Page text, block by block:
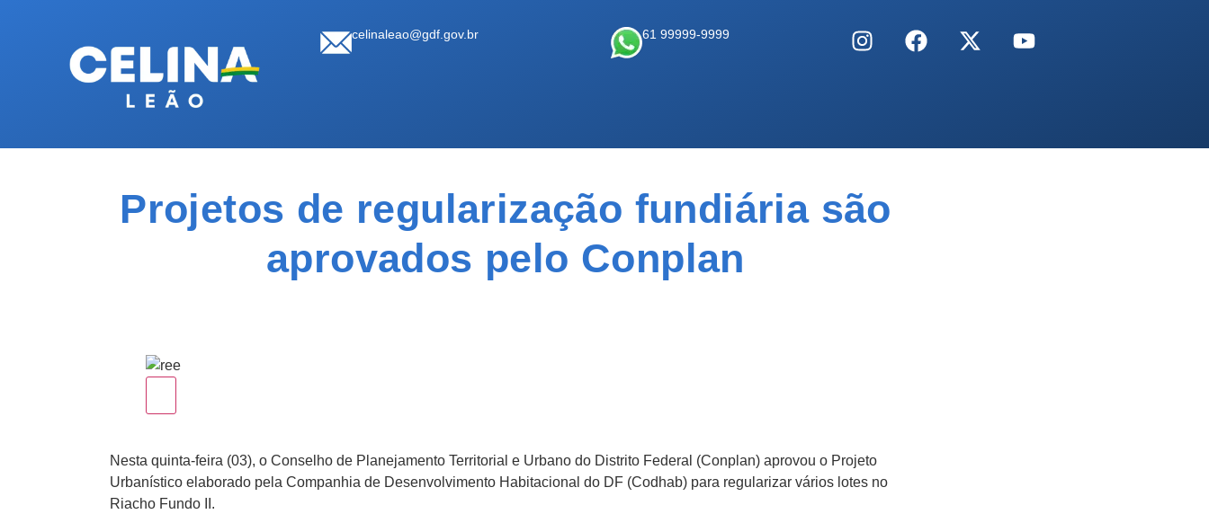
celinaleao@gdf.gov.br 61 99999-9999
Projetos de regularização fundiária são
aprovados pelo Conplan
Nesta quinta-feira (03), o Conselho de Planejamento Territorial e Urbano do Distrito Federal (Conplan) aprovou o Projeto
Urbanístico elaborado pela Companhia de Desenvolvimento Habitacional do DF (Codhab) para regularizar vários lotes no
Riacho Fundo II.